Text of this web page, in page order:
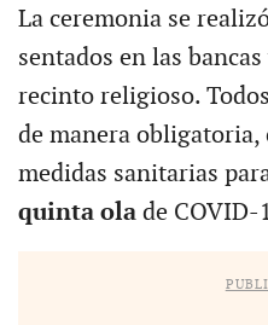
La ceremonia se
sentados en las
recinto religioso.
de manera obligatoria,
medidas sanitarias
quinta olade COVID-